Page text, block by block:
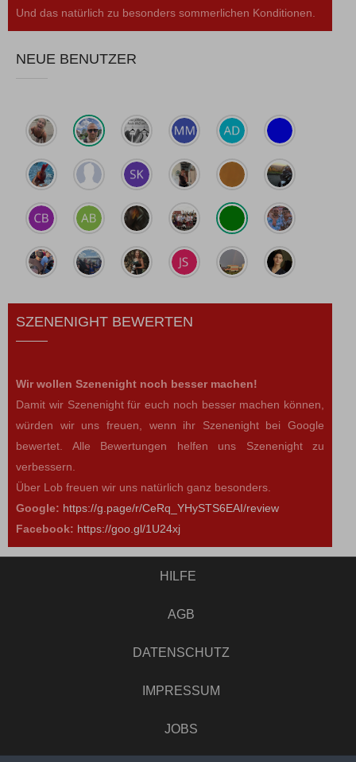
Und das natürlich zu besonders sommerlichen Konditionen.
NEUE BENUTZER
SZENENIGHT BEWERTEN
Wir wollen Szenenight noch besser machen!
Damit wir Szenenight für euch noch besser machen können,
würden wir uns freuen, wenn ihr Szenenight bei Google
bewertet. Alle Bewertungen helfen uns Szenenight zu
verbessern.
Über Lob freuen wir uns natürlich ganz besonders.
Google: https://g.page/r/CeRq_YHySTS6EAI/review
Facebook: https://goo.gl/1U24xj
HILFE
AGB
DATENSCHUTZ
IMPRESSUM
JOBS